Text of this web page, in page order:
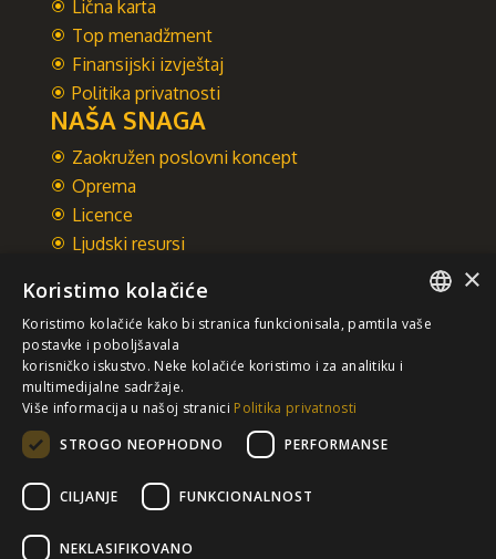
Lična karta
Top menadžment
Finansijski izvještaj
Politika privatnosti
NAŠA SNAGA
Zaokružen poslovni koncept
Oprema
Licence
Ljudski resursi
INTEGRAL INŽENJERING A.D.
Omladinska 44, 78250 Laktaši
+387 (0)51 337 401
+387 (0)51 337 491
iicbl@integragrupa.com
www.integral.ba
Sadržaj ovog sajta služi za istovremeno informisanje poslovne,
kvalitetu predočenih informacija.
×
Koristimo kolačiće
Koristimo kolačiće kako bi stranica funkcionisala, pamtila vaše
postavke i poboljšavala
korisničko iskustvo. Neke kolačiće koristimo i za analitiku i
multimedijalne sadržaje.
Više informacija u našoj stranici Politika privatnosti
STROGO NEOPHODNO
PERFORMANSE
CILJANJE FUNKCIONALNOST
NEKLASIFIKOVANO